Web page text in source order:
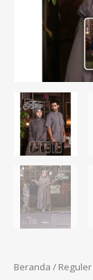
Beranda / Reguler